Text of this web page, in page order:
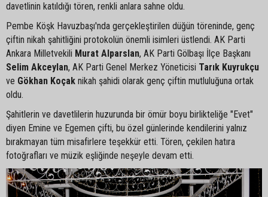
davetlinin katıldığı tören, renkli anlara sahne oldu.
Pembe Köşk Havuzbaşı'nda gerçekleştirilen düğün töreninde, genç
çiftin nikah şahitliğini protokolün önemli isimleri üstlendi. AK Parti
Ankara Milletvekili Murat Alparslan, AK Parti Gölbaşı İlçe Başkanı
Selim Akceylan, AK Parti Genel Merkez Yöneticisi Tarık Kuyrukçu
ve Gökhan Koçak nikah şahidi olarak genç çiftin mutluluğuna ortak
oldu.
Şahitlerin ve davetlilerin huzurunda bir ömür boyu birlikteliğe "Evet"
diyen Emine ve Egemen çifti, bu özel günlerinde kendilerini yalnız
bırakmayan tüm misafirlere teşekkür etti. Tören, çekilen hatıra
fotoğrafları ve müzik eşliğinde neşeyle devam etti.